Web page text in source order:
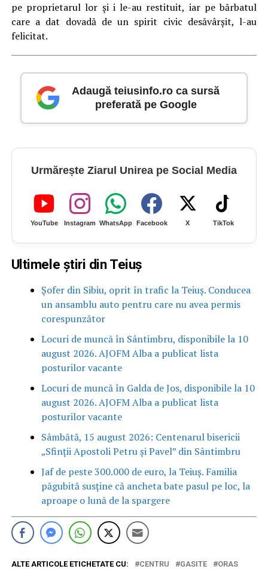
pe proprietarul lor şi i le-au restituit, iar pe bărbatul
care a dat dovadă de un spirit civic desăvârşit, l-au
felicitat.
Adaugă teiusinfo.ro ca sursă
preferată pe Google
Urmărește Ziarul Unirea pe Social Media
YouTube Instagram WhatsApp Facebook X TikTok
Ultimele știri din Teiuș
Șofer din Sibiu, oprit în trafic la Teiuș. Conducea
un ansamblu auto pentru care nu avea permis
corespunzător
Locuri de muncă în Sântimbru, disponibile la 10
august 2026. AJOFM Alba a publicat lista
posturilor vacante
Locuri de muncă în Galda de Jos, disponibile la 10
august 2026. AJOFM Alba a publicat lista
posturilor vacante
Sâmbătă, 15 august 2026: Centenarul bisericii
„Sfinții Apostoli Petru și Pavel” din Sântimbru
Jaf de peste 300.000 de euro, la Teiuș. Familia
păgubită susține că ancheta bate pasul pe loc, la
aproape o lună de la spargere
ALTE ARTICOLE ETICHETATE CU: CENTRU GASITE
ORAS